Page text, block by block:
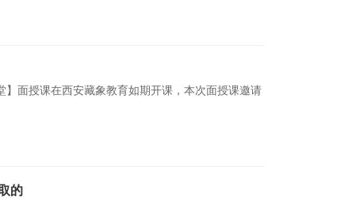
】面授课在西安藏象教育如期开课，本次面授课邀请
的